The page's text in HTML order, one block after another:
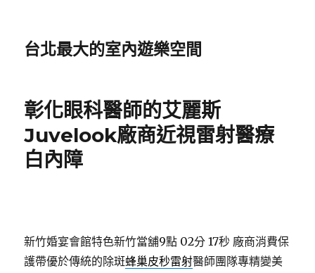
台北最大的室內遊樂空間
彰化眼科醫師的艾麗斯
Juvelook廠商近視雷射醫療
白內障
新竹婚宴會館特色新竹當舖9點 02分 17秒 廠商消費保
護帶優於傳統的除斑蜂巢皮秒雷射醫師團隊專精變美